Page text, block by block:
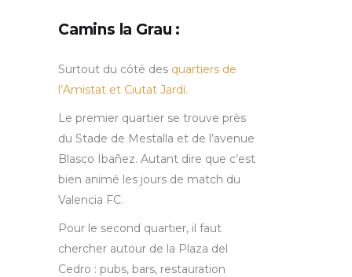
Camins la Grau :
Surtout du côté des quartiers de
l’Amistat et Ciutat Jardí.
Le premier quartier se trouve près
du Stade de Mestalla et de l’avenue
Blasco Ibañez. Autant dire que c’est
bien animé les jours de match du
Valencia FC.
Pour le second quartier, il faut
chercher autour de la Plaza del
Cedro : pubs, bars, restauration